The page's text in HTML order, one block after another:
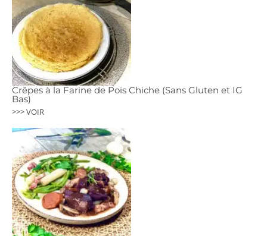
Crêpes à la Farine de Pois Chiche (Sans Gluten et IG
Bas)
>>> VOIR